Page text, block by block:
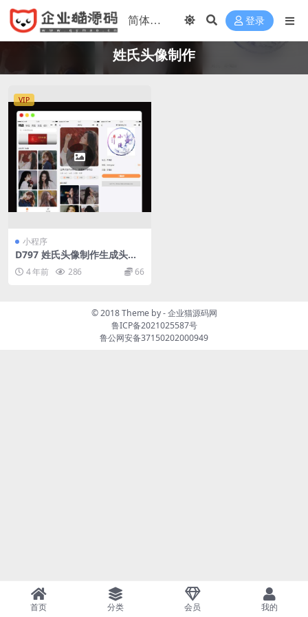
登录
姓氏头像制作
VIP
小程序
D797 姓氏头像制作生成头像
组合微信小程序源码下载
4 年前 286 66
© 2018 Theme by -企业猫源码网
鲁ICP备2021025587号
鲁公网安备37150202000949
首页 分类 会员 我的